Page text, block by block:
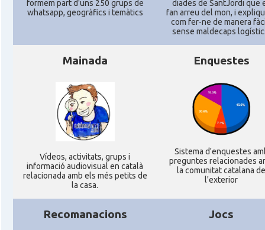
Catalans a RENO
CAMON Catalans a San Antonio - Texas
CAMON Catalans a San Diego
CAMON Catalans a SAN FRANCISCO
formem part d'uns 250 grups de
whatsapp, geogràfics i temàtics
diades de SantJordi que
fan arreu del mon, i
com fer-ne de manera
sense maldecaps
Mainada
Ví­deos, activitats, grups i
informació audiovisual en català
relacionada amb els més petits de
la casa.
Enquestes
Sistema d'enquestes
preguntes relacionades
la comunitat catalana de
l'exterior
Recomanacions Jocs